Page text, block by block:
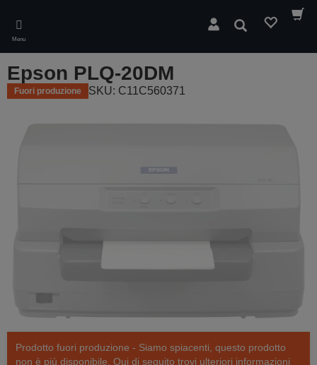
main
content
Menu
Cerca
Epson PLQ-20DM
Fuori produzione SKU: C11C560371
Prodotto fuori produzione - Siamo spiacenti, questo prodotto
non è più disponibile. Qui di seguito trovi ulteriori informazioni